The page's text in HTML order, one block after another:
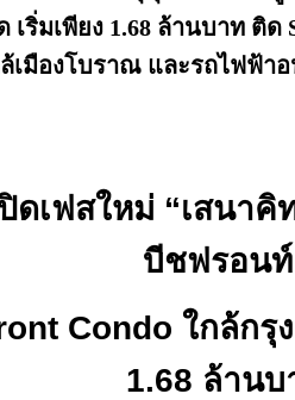
เริ่มเพียง 1.68 ล้านบาท ติ
เมืองโบราณ และรถไฟฟ้า
ปิดเฟสใหม่ “เสนา
บีชฟรอน
Condo ใกล้กรุ
1.68 ล้านบ